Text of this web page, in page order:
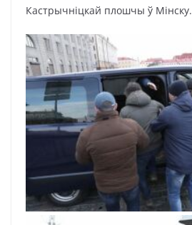
Кастрычніцкай плошчы ў Мінску.